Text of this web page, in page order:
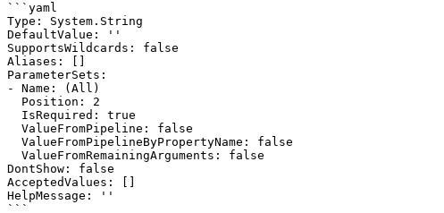
```yaml
Type: System.String
DefaultValue: ''
SupportsWildcards: false
Aliases: []
ParameterSets:
- Name: (All)
DontShow: false
AcceptedValues: []
HelpMessage: ''
```